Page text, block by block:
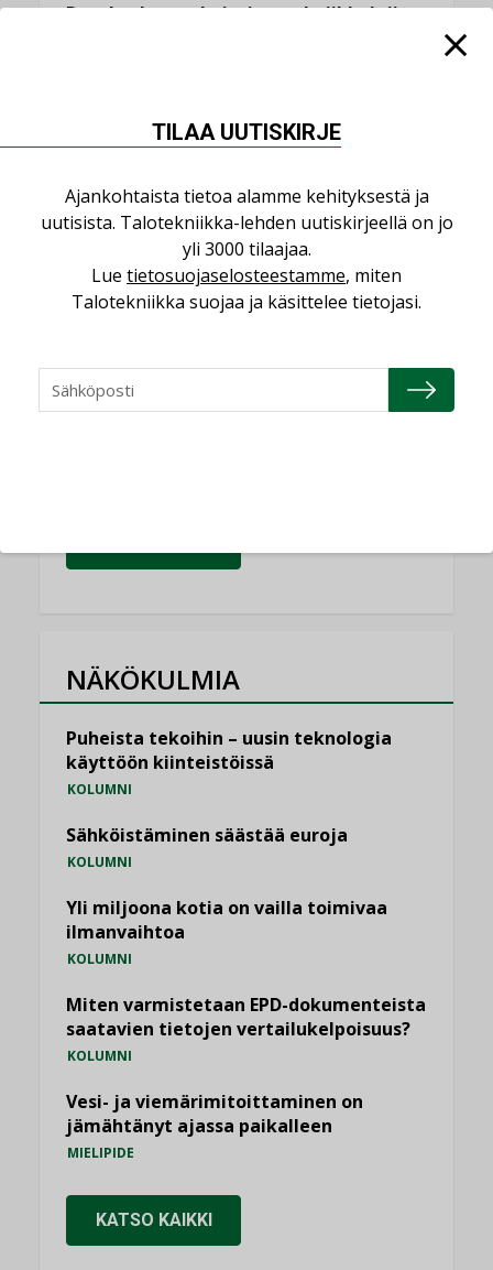
Datakeskusurakointi on tekniikkalaji
yhdistävät useita teknisiä osaamisalueita
AJANKOHTAISTA
Sähköistyminen kasvaa voimakkaasti:
”Tulevat kilpailuedut syntyvät, kun
erilliset teknologiat tuodaan yhteen”
AJANKOHTAISTA, TILAAJILLE
NÄKÖKULMIA
Puheista tekoihin – uusin teknologia
käyttöön kiinteistöissä
KOLUMNI
Sähköistäminen säästää euroja
KOLUMNI
Yli miljoona kotia on vailla toimivaa
ilmanvaihtoa
KOLUMNI
Miten varmistetaan EPD-dokumenteista
saatavien tietojen vertailukelpoisuus?
KOLUMNI
Vesi- ja viemärimitoittaminen on
jämähtänyt ajassa paikalleen
MIELIPIDE
KATSO KAIKKI
TILAA UUTISKIRJE
Ajankohtaista tietoa alamme kehityksestä ja
uutisista. Talotekniikka-lehden uutiskirjeellä on jo
yli 3000 tilaajaa.
Lue tietosuojaselosteestamme, miten
Talotekniikka suojaa ja käsittelee tietojasi.